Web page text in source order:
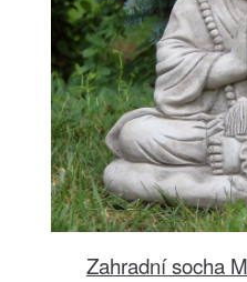
Zahradní socha